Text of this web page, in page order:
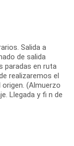
Salida a
de salida
paradas en ruta
realizaremos el
(Almuerzo
Llegada y fi n de